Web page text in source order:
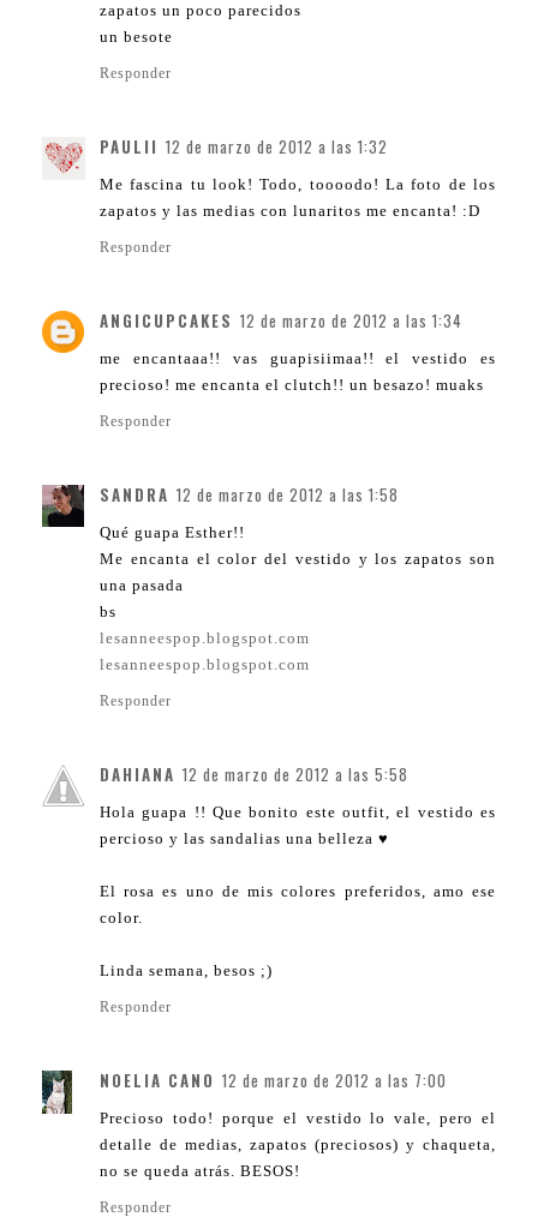
zapatos un poco parecidos
un besote
Responder
PAULII 12 de marzo de 2012 a las 1:32
Me fascina tu look! Todo, toooodo! La foto de los
zapatos y las medias con lunaritos me encanta! :D
Responder
ANGICUPCAKES 12 de marzo de 2012 a las 1:34
me encantaaa!! vas guapisiimaa!! el vestido es
precioso! me encanta el clutch!! un besazo! muaks
Responder
SANDRA 12 de marzo de 2012 a las 1:58
Qué guapa Esther!!
Me encanta el color del vestido y los zapatos son
una pasada
bs
lesanneespop.blogspot.com
lesanneespop.blogspot.com
Responder
DAHIANA 12 de marzo de 2012 a las 5:58
Hola guapa !! Que bonito este outfit, el vestido es
percioso y las sandalias una belleza ♥
El rosa es uno de mis colores preferidos, amo ese
color.
Linda semana, besos ;)
Responder
NOELIA CANO 12 de marzo de 2012 a las 7:00
Precioso todo! porque el vestido lo vale, pero el
detalle de medias, zapatos (preciosos) y chaqueta,
no se queda atrás. BESOS!
Responder